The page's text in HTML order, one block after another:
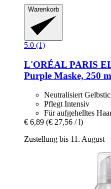
Warenkorb
5.0 (1)
L'ORÉAL PARIS
Purple Maske, 250
Neutralisiert
Pflegt Intensiv
Für aufgehelltes
€ 6,89 (€ 27,56 / l)
Zustellung bis 11. August